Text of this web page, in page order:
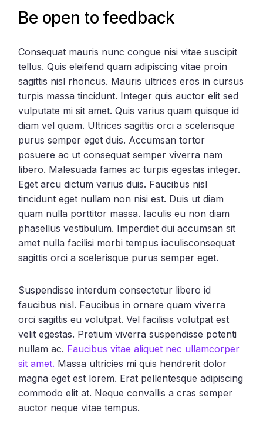
Be open to feedback
Consequat mauris nunc congue nisi vitae suscipit
tellus. Quis eleifend quam adipiscing vitae proin
sagittis nisl rhoncus. Mauris ultrices eros in cursus
turpis massa tincidunt. Integer quis auctor elit sed
vulputate mi sit amet. Quis varius quam quisque id
diam vel quam. Ultrices sagittis orci a scelerisque
purus semper eget duis. Accumsan tortor
posuere ac ut consequat semper viverra nam
libero. Malesuada fames ac turpis egestas integer.
Eget arcu dictum varius duis. Faucibus nisl
tincidunt eget nullam non nisi est. Duis ut diam
quam nulla porttitor massa. Iaculis eu non diam
phasellus vestibulum. Imperdiet dui accumsan sit
amet nulla facilisi morbi tempus iaculisconsequat
sagittis orci a scelerisque purus semper eget.
Suspendisse interdum consectetur libero id
faucibus nisl. Faucibus in ornare quam viverra
orci sagittis eu volutpat. Vel facilisis volutpat est
velit egestas. Pretium viverra suspendisse potenti
nullam ac. Faucibus vitae aliquet nec ullamcorper
sit amet. Massa ultricies mi quis hendrerit dolor
magna eget est lorem. Erat pellentesque adipiscing
commodo elit at. Neque convallis a cras semper
auctor neque vitae tempus.